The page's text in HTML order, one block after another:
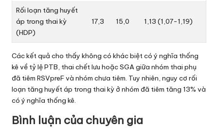
Rối loạn tăng huyết
áp trong thai kỳ
(HDP)
17,3 15,0 1,13 (1,07-1,19)
Các kết quả cho thấy không có khác biệt có ý nghĩa thống
kê về tỷ lệ PTB, thai chết lưu hoặc SGA giữa nhóm thai phụ
đã tiêm RSVpreF và nhóm chưa tiêm. Tuy nhiên, nguy cơ rối
loạn tăng huyết áp trong thai kỳ ở nhóm đã tiêm tăng 13% và
có ý nghĩa thống kê.
Bình luận của chuyên gia